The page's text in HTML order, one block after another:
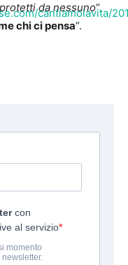
cantiamolavita/
da nessuno“.
chi ci pensa“.